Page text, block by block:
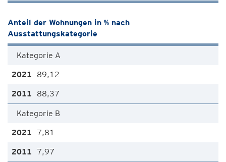
Anteil der Wohnungen in % nach
Ausstattungskategorie
Kategorie A
89,12
88,37
Kategorie B
7,81
7,97